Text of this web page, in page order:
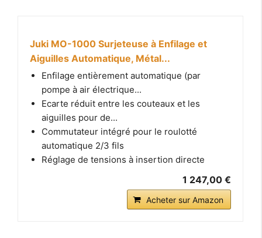
Juki MO-1000 Surjeteuse à Enfilage et
Aiguilles Automatique, Métal...
Enfilage entièrement automatique (par
pompe à air électrique...
Ecarte réduit entre les couteaux et les
aiguilles pour de...
Commutateur intégré pour le roulotté
automatique 2/3 fils
Réglage de tensions à insertion directe
1 247,00 €
Acheter sur Amazon